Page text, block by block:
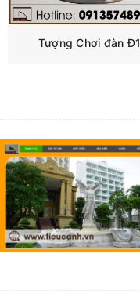
Tượng Chơi đàn Đ1